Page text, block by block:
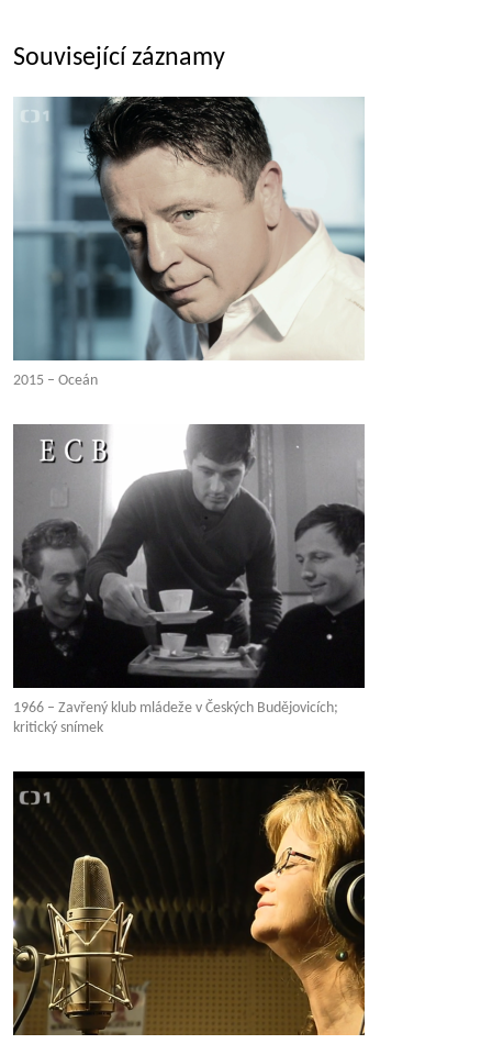
Související záznamy
2015 – Oceán
1966 – Zavřený klub mládeže v Českých Budějovicích;
kritický snímek